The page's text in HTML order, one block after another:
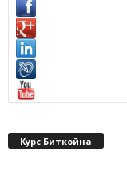
Курс Биткойна